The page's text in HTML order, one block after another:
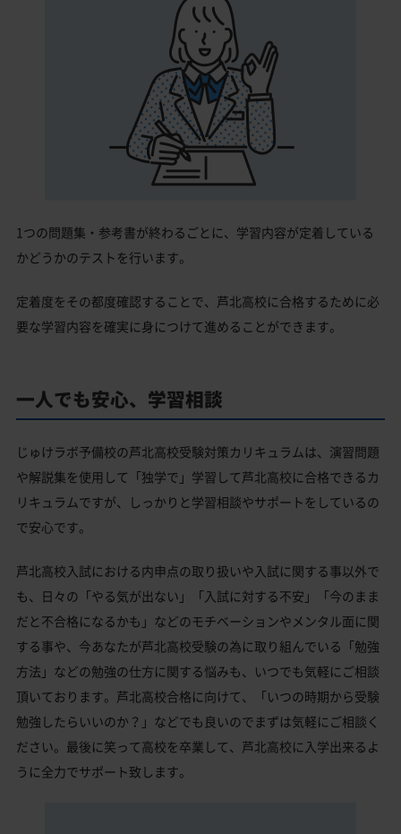
1つの問題集・参考書が終わるごとに、学習内容が定着している
かどうかのテストを行います。
定着度をその都度確認することで、芦北高校に合格するために必
要な学習内容を確実に身につけて進めることができます。
一人でも安心、学習相談
じゅけラボ予備校の芦北高校受験対策カリキュラムは、演習問題
や解説集を使用して「独学で」学習して芦北高校に合格できるカ
リキュラムですが、しっかりと学習相談やサポートをしているの
で安心です。
芦北高校入試における内申点の取り扱いや入試に関する事以外で
も、日々の「やる気が出ない」「入試に対する不安」「今のまま
だと不合格になるかも」などのモチベーションやメンタル面に関
する事や、今あなたが芦北高校受験の為に取り組んでいる「勉強
方法」などの勉強の仕方に関する悩みも、いつでも気軽にご相談
頂いております。芦北高校合格に向けて、「いつの時期から受験
勉強したらいいのか？」などでも良いのでまずは気軽にご相談く
ださい。最後に笑って高校を卒業して、芦北高校に入学出来るよ
うに全力でサポート致します。